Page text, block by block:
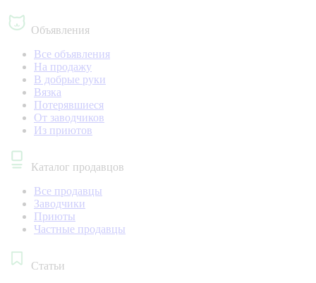
Объявления
Все объявления
На продажу
В добрые руки
Вязка
Потерявшиеся
От заводчиков
Из приютов
Каталог продавцов
Все продавцы
Заводчики
Приюты
Частные продавцы
Статьи